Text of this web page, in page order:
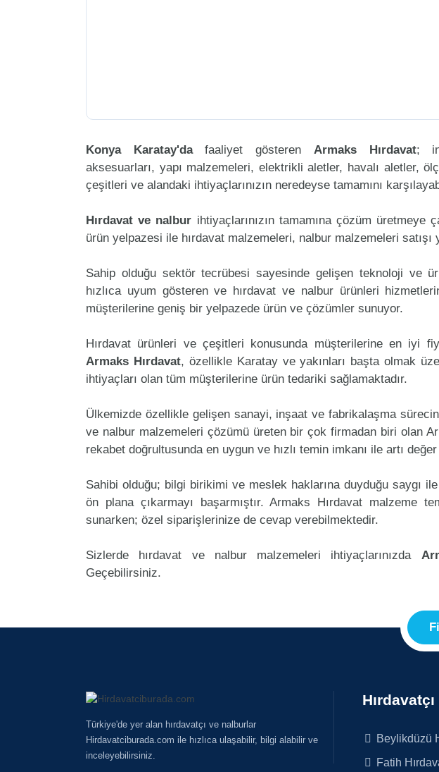
Konya Karatay'dafaaliyet gösteren Armaks Hırdavat;
aksesuarları, yapı malzemeleri, elektrikli aletler, havalı aletler,
çeşitleri ve alandaki ihtiyaçlarınızın neredeyse tamamını
Hırdavat ve nalbur ihtiyaçlarınızın tamamına çözüm üretmeye
ürün yelpazesi ile hırdavat malzemeleri, nalbur malzemeleri satışı
Sahip olduğu sektör tecrübesi sayesinde gelişen teknoloji ve
hızlıca uyum gösteren ve hırdavat ve nalbur ürünleri
müşterilerine geniş bir yelpazede ürün ve çözümler sunuyor.
Hırdavat ürünleri ve çeşitleri konusunda müşterilerine en iyi
Armaks Hırdavat, özellikle Karatay ve yakınları başta olmak
ihtiyaçları olan tüm müşterilerine ürün tedariki sağlamaktadır.
Ülkemizde özellikle gelişen sanayi, inşaat ve fabrikalaşma
ve nalbur malzemeleri çözümü üreten bir çok firmadan biri olan
rekabet doğrultusunda en uygun ve hızlı temin imkanı ile artı
Sahibi olduğu; bilgi birikimi ve meslek haklarına duyduğu saygı
ön plana çıkarmayı başarmıştır. Armaks Hırdavat malzeme
sunarken; özel siparişlerinize de cevap verebilmektedir.
Sizlerde hırdavat ve nalbur malzemeleri ihtiyaçlarınızda
Geçebilirsiniz.
Türkiye'de yer alan hırdavatçı ve nalburlar
Hirdavatciburada.com ile hızlıca ulaşabilir, bilgi alabilir ve
inceleyebilirsiniz.
Beylikdüzü
Fatih